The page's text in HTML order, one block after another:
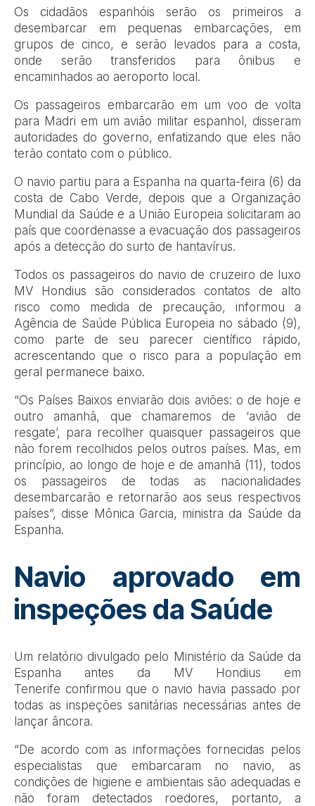
Os cidadãos espanhóis serão os primeiros a
desembarcar em pequenas embarcações, em
grupos de cinco, e serão levados para a costa,
onde serão transferidos para ônibus e
encaminhados ao aeroporto local.
Os passageiros embarcarão em um voo de volta
para Madri em um avião militar espanhol, disseram
autoridades do governo, enfatizando que eles não
terão contato com o público.
O navio partiu para a Espanha na quarta-feira (6) da
costa de Cabo Verde, depois que a Organização
Mundial da Saúde e a União Europeia solicitaram ao
país que coordenasse a evacuação dos passageiros
após a detecção do surto de hantavírus.
Todos os passageiros do navio de cruzeiro de luxo
MV Hondius são considerados contatos de alto
risco como medida de precaução, informou a
Agência de Saúde Pública Europeia no sábado (9),
como parte de seu parecer científico rápido,
acrescentando que o risco para a população em
geral permanece baixo.
“Os Países Baixos enviarão dois aviões: o de hoje e
outro amanhã, que chamaremos de ‘avião de
resgate’, para recolher quaisquer passageiros que
não forem recolhidos pelos outros países. Mas, em
princípio, ao longo de hoje e de amanhã (11), todos
os passageiros de todas as nacionalidades
desembarcarão e retornarão aos seus respectivos
países”, disse Mônica Garcia, ministra da Saúde da
Espanha.
Navio aprovado em
inspeções da Saúde
Um relatório divulgado pelo Ministério da Saúde da
Espanha antes da MV Hondius em
Tenerife confirmou que o navio havia passado por
todas as inspeções sanitárias necessárias antes de
lançar âncora.
“De acordo com as informações fornecidas pelos
especialistas que embarcaram no navio, as
condições de higiene e ambientais são adequadas e
não foram detectados roedores, portanto, a